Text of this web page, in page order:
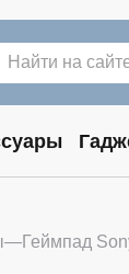
Геймпад